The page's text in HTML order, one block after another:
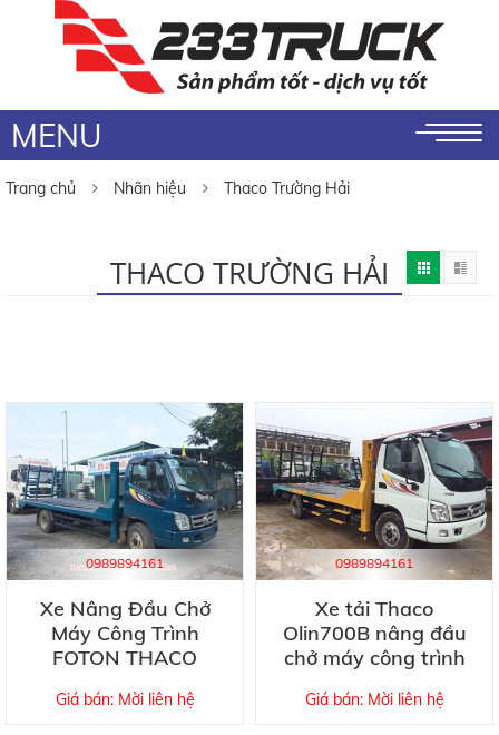
MENU
Trang chủ Nhãn hiệu Thaco Trường Hải
THACO TRƯỜNG HẢI
0989894161
Xe Nâng Đầu Chở
Máy Công Trình
FOTON THACO
Giá bán: Mời liên hệ
0989894161
Xe tải Thaco
Olin700B nâng đầu
chở máy công trình
Giá bán: Mời liên hệ